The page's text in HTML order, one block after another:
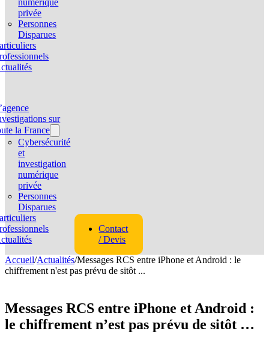
numérique
privée
Personnes
Disparues
sur
la France
Cybersécurité
et
investigation
numérique
privée
Personnes
Disparues
Contact
/ Devis
Accueil/Actualités/Messages RCS entre iPhone et Android : le
chiffrement n'est pas prévu de sitôt ...
Messages RCS entre iPhone et Android :
le chiffrement n’est pas prévu de sitôt …